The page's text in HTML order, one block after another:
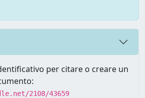
per citare o creare un
2108/43659